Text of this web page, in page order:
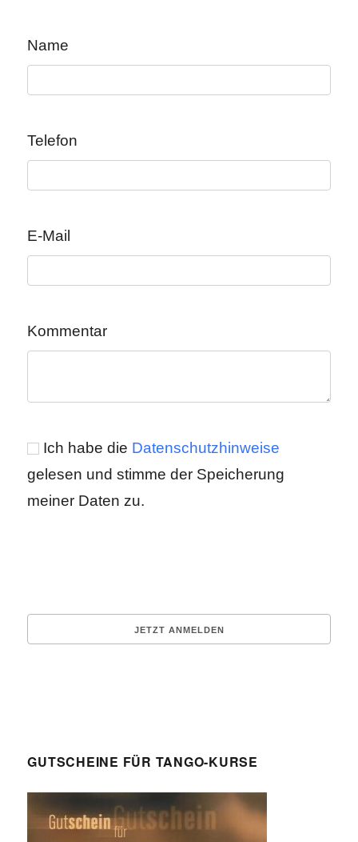
Name
Telefon
E-Mail
Kommentar
Ich habe die Datenschutzhinweise
gelesen und stimme der Speicherung
meiner Daten zu.
GUTSCHEINE FÜR TANGO-KURSE